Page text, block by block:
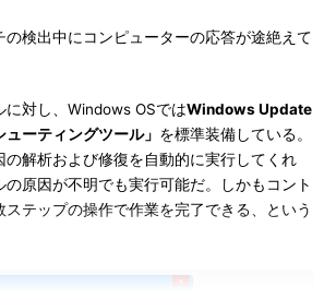
検出中にコンピューターの応答が途絶えて
対し、Windows OSではWindows Update
ーティングツール」 を標準装備している。
の解析および修復を自動的に実行してくれ
の原因が不明でも実行可能だ。しかもコント
ステップの操作で作業を完了できる、という